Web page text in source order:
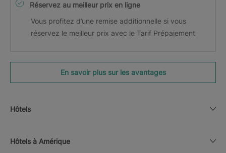
Réservez au meilleur prix en ligne
Vous profitez d’une remise additionnelle si vous
réservez le meilleur prix avec le Tarif Prépaiement
En savoir plus sur les avantages
Hôtels
Hôtels à Amérique